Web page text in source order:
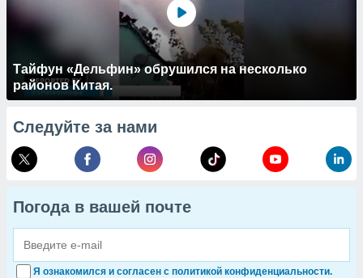
Тайфун «Дельфин» обрушился на несколько
районов Китая.
Следуйте за нами
Погода в вашей почте
Я ознакомился и согласен с политикой конфиденциальности.